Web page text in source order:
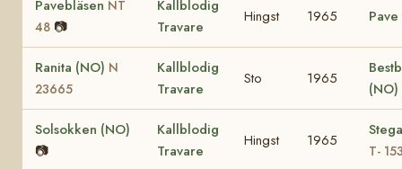
Pavebläsen NT
48 📷
Kallblodig
Travare
Hingst 1965
Ranita (NO) N
23665
Kallblodig
Travare
Sto 1965
(NO)
Solsokken (NO)
📷
Kallblodig
Travare
Hingst 1965
T-